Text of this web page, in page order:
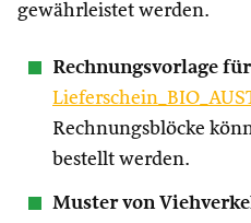
gewährleistet werden.
Rechnungsvorlage für
Rechnungsblöcke
bestellt werden.
Muster von